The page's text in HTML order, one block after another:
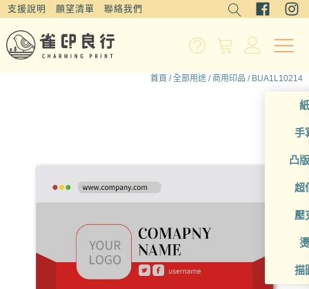
支援說明 願望清單 聯絡我們
手
凸
超
壓
描
首頁 /全部用途 / 商用印品 / BUA1L10214